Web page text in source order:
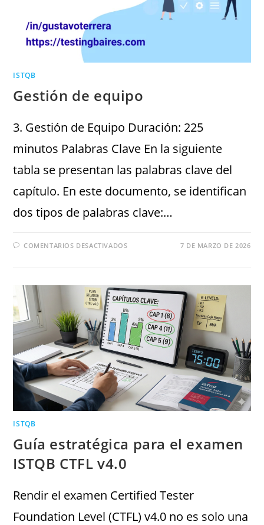
ISTQB
Gestión de equipo
3. Gestión de Equipo Duración: 225
minutos Palabras Clave En la siguiente
tabla se presentan las palabras clave del
capítulo. En este documento, se identifican
dos tipos de palabras clave:…
COMENTARIOS DESACTIVADOS 7 DE MARZO DE 2026
ISTQB
Guía estratégica para el examen
ISTQB CTFL v4.0
Rendir el examen Certified Tester
Foundation Level (CTFL) v4.0 no es solo una